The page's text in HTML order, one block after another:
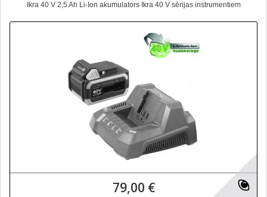
Ikra 40 V 2,5 Ah Li-Ion akumulators Ikra 40 V sērijas instrumentiem
79,00 €